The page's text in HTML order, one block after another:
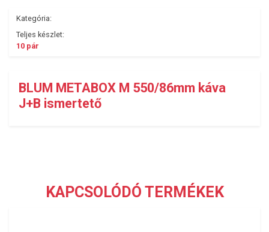
Kategória:
Teljes készlet:
10 pár
BLUM METABOX M 550/86mm káva
J+B ismertető
KAPCSOLÓDÓ TERMÉKEK